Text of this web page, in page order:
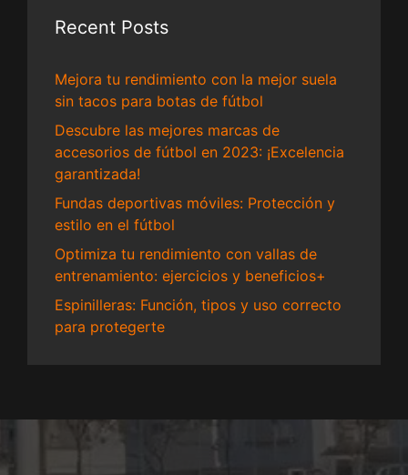
Recent Posts
Mejora tu rendimiento con la mejor suela
sin tacos para botas de fútbol
Descubre las mejores marcas de
accesorios de fútbol en 2023: ¡Excelencia
garantizada!
Fundas deportivas móviles: Protección y
estilo en el fútbol
Optimiza tu rendimiento con vallas de
entrenamiento: ejercicios y beneficios+
Espinilleras: Función, tipos y uso correcto
para protegerte